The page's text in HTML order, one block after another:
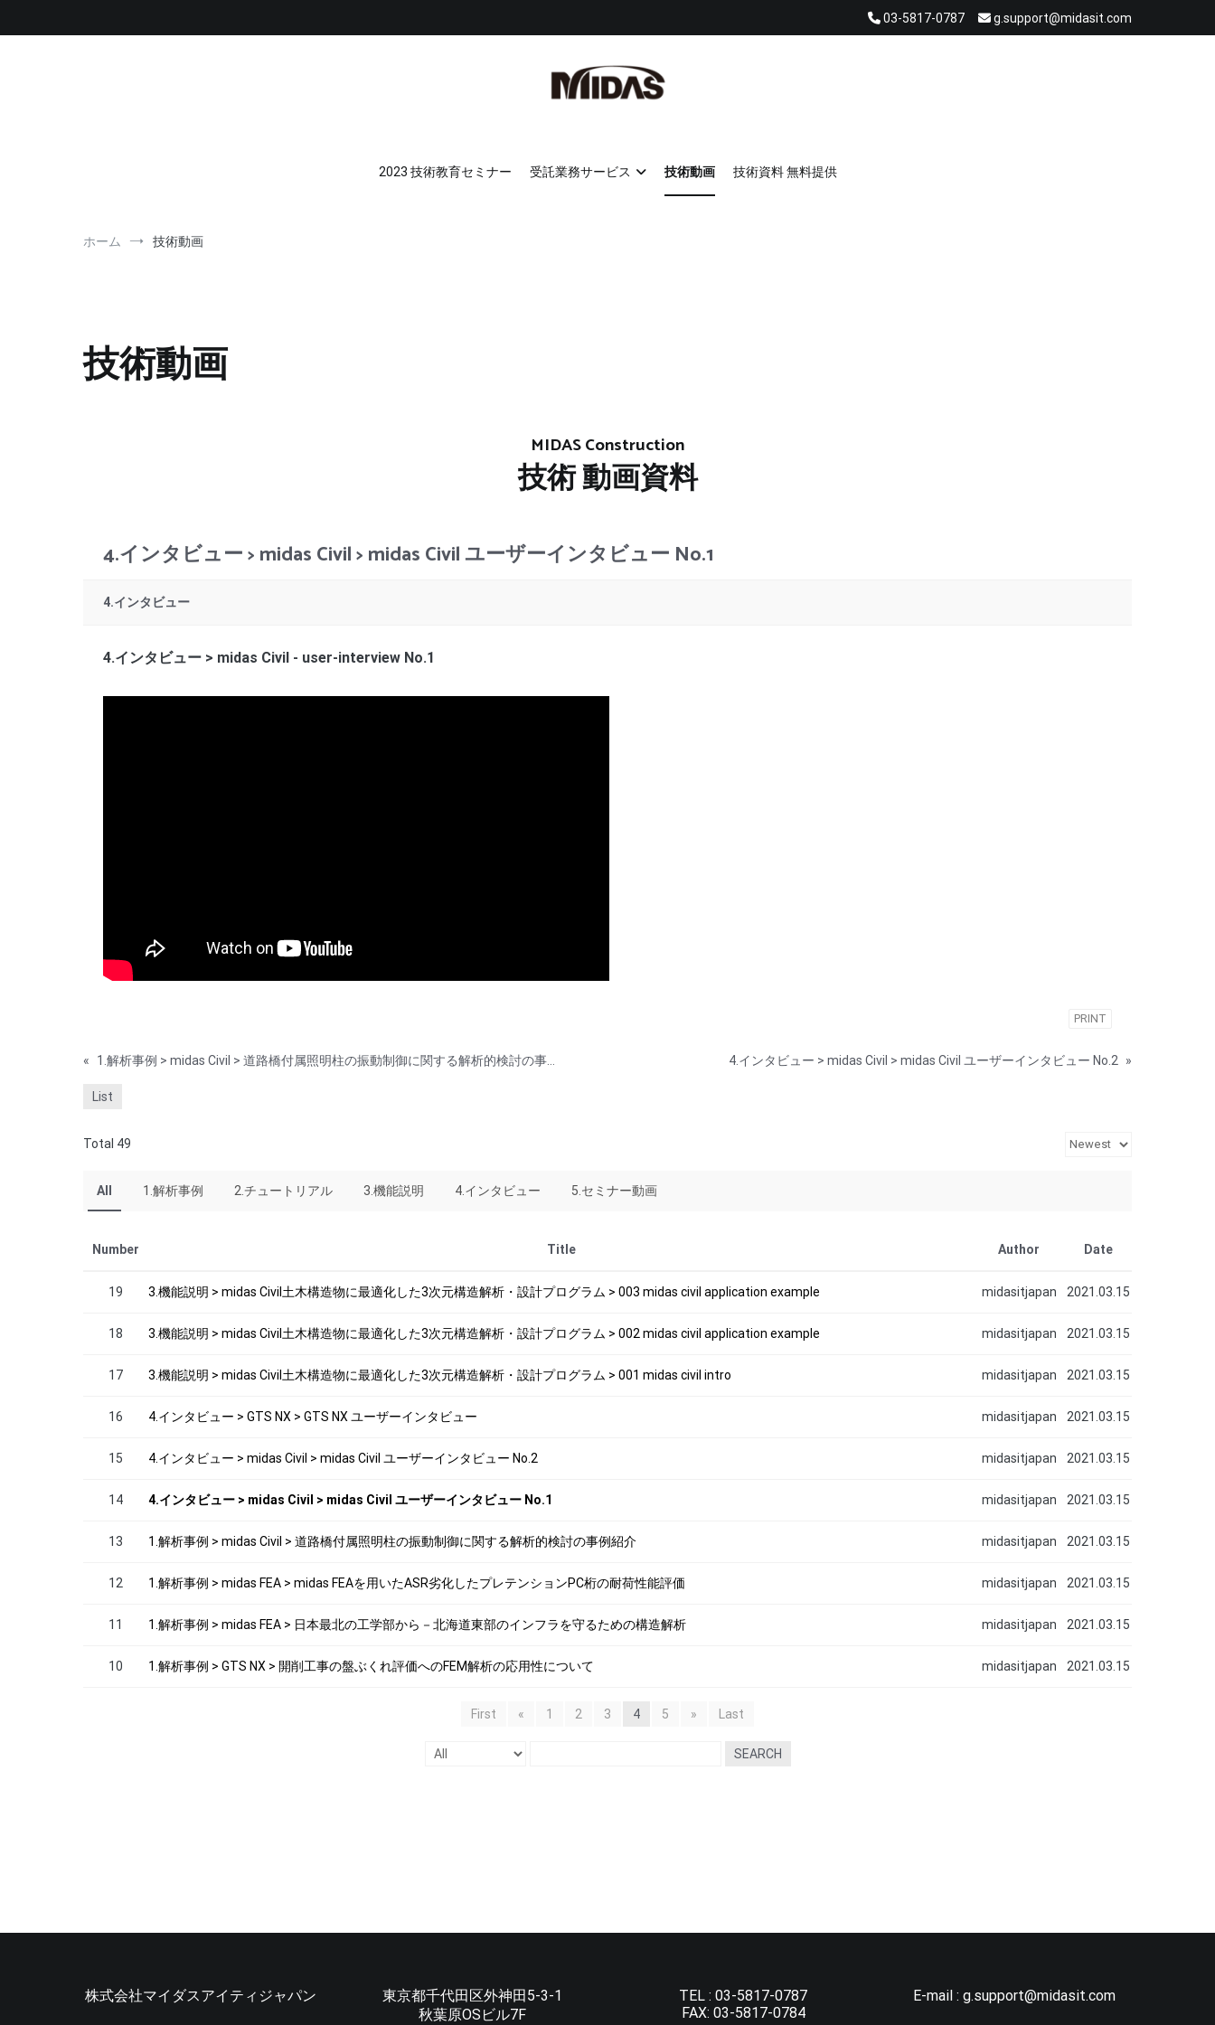
03-5817-0787 g.support@midasit.com
2023 技術教育セミナー
受託業務サービス 技術動画 技術資料 無料提供
ホーム 技術動画
技術動画
MIDAS Construction
技術 動画資料
4.インタビュー > midas Civil > midas Civil ユーザーインタビュー No.1
4.インタビュー
4.インタビュー > midas Civil - user-interview No.1
PRINT
« 4.インタビュー > midas Civil > midas Civil ユーザーインタビュー No.2 »
List
Total 49
All 1.解析事例 2.チュートリアル 3.機能説明 4.インタビュー 5.セミナー動画
Number Title Author Date
19 3.機能説明 > midas Civil土木構造物に最適化した3次元構造解析・設計プログラム > 003 midas civil application example midasitjapan 2021.03.15
18 3.機能説明 > midas Civil土木構造物に最適化した3次元構造解析・設計プログラム > 002 midas civil application example midasitjapan 2021.03.15
17 3.機能説明 > midas Civil土木構造物に最適化した3次元構造解析・設計プログラム > 001 midas civil intro midasitjapan 2021.03.15
16 4.インタビュー > GTS NX > GTS NX ユーザーインタビュー midasitjapan 2021.03.15
15 4.インタビュー > midas Civil > midas Civil ユーザーインタビュー No.2 midasitjapan 2021.03.15
14 4.インタビュー > midas Civil > midas Civil ユーザーインタビュー No.1 midasitjapan 2021.03.15
13 1.解析事例 > midas Civil > 道路橋付属照明柱の振動制御に関する解析的検討の事例紹介 midasitjapan 2021.03.15
12 1.解析事例 > midas FEA > midas FEAを用いたASR劣化したプレテンションPC桁の耐荷性能評価 midasitjapan 2021.03.15
11 1.解析事例 > midas FEA > 日本最北の工学部から－北海道東部のインフラを守るための構造解析 midasitjapan 2021.03.15
10 1.解析事例 > GTS NX > 開削工事の盤ぶくれ評価へのFEM解析の応用性について midasitjapan 2021.03.15
First « 1 2 3 4 5 » Last
SEARCH
株式会社マイダスアイティジャパン
東京都千代田区外神田5-3-1
秋葉原OSビル7F
TEL : 03-5817-0787
FAX: 03-5817-0784
E-mail : g.support@midasit.com